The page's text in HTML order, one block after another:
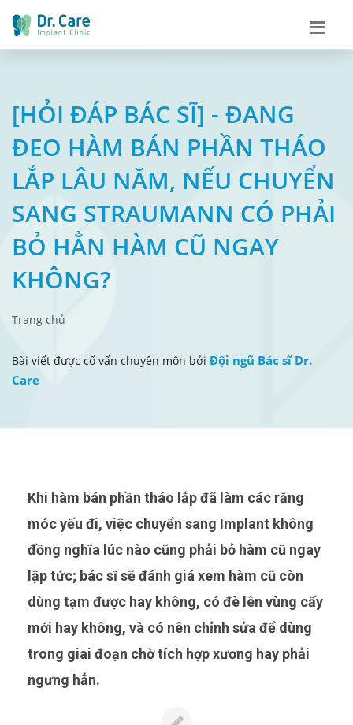
[HỎI ĐÁP BÁC SĨ] - ĐANG
ĐEO HÀM BÁN PHẦN THÁO
LẮP LÂU NĂM, NẾU CHUYỂN
SANG STRAUMANN CÓ PHẢI
BỎ HẲN HÀM CŨ NGAY
KHÔNG?
Trang chủ
Bài viết được cố vấn chuyên môn bởi Đội ngũ Bác sĩ Dr.
Care
Khi hàm bán phần tháo lắp đã làm các răng
móc yếu đi, việc chuyển sang Implant không
đồng nghĩa lúc nào cũng phải bỏ hàm cũ ngay
lập tức; bác sĩ sẽ đánh giá xem hàm cũ còn
dùng tạm được hay không, có đè lên vùng cấy
mới hay không, và có nên chỉnh sửa để dùng
trong giai đoạn chờ tích hợp xương hay phải
ngưng hẳn.